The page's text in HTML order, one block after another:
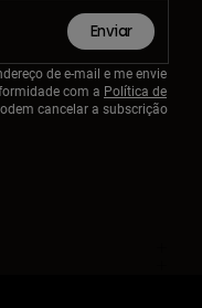
Enviar
de e-mail e me envie
com a Política de
cancelar a subscrição